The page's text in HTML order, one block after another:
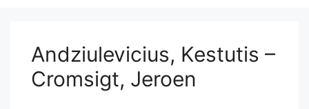
Andziulevicius, Kestutis –
Cromsigt, Jeroen